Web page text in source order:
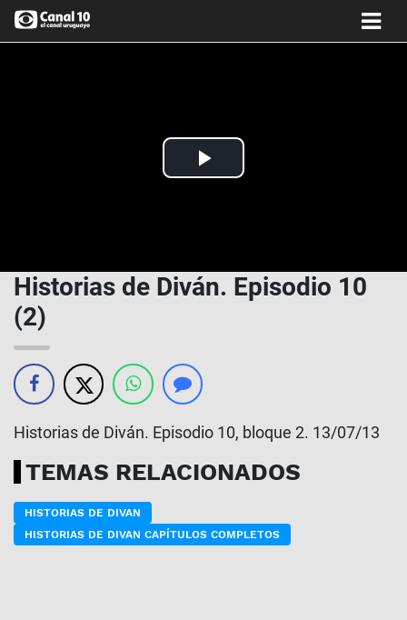
Play
Historias de Diván. Episodio 10
(2)
Historias de Diván. Episodio 10, bloque 2. 13/07/13
TEMAS RELACIONADOS
HISTORIAS DE DIVAN
HISTORIAS DE DIVAN CAPÍTULOS COMPLETOS